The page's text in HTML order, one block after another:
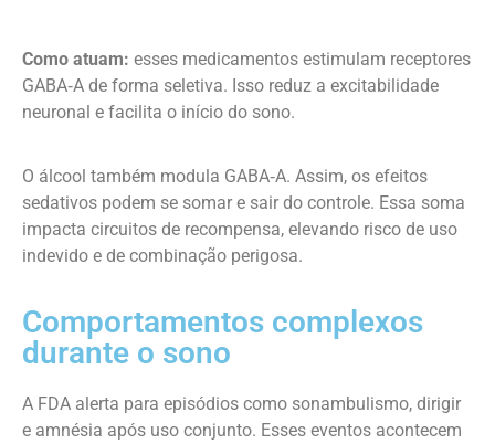
Como atuam: esses medicamentos estimulam receptores
GABA‑A de forma seletiva. Isso reduz a excitabilidade
neuronal e facilita o início do sono.
O álcool também modula GABA‑A. Assim, os efeitos
sedativos podem se somar e sair do controle. Essa soma
impacta circuitos de recompensa, elevando risco de uso
indevido e de combinação perigosa.
Comportamentos complexos
durante o sono
A FDA alerta para episódios como sonambulismo, dirigir
e amnésia após uso conjunto. Esses eventos acontecem